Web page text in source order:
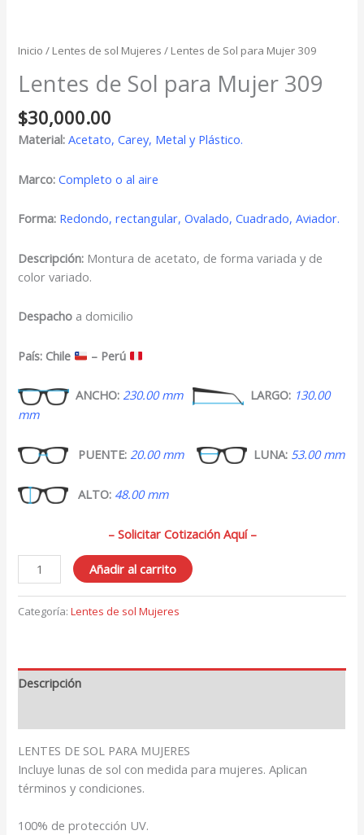
Inicio / Lentes de sol Mujeres / Lentes de Sol para Mujer 309
Lentes de Sol para Mujer 309
$30,000.00
Material: Acetato, Carey, Metal y Plástico.
Marco: Completo o al aire
Forma: Redondo, rectangular, Ovalado, Cuadrado, Aviador.
Descripción: Montura de acetato, de forma variada y de
color variado.
Despacho a domicilio
País: Chile – Perú
ANCHO: 230.00 mm LARGO: 130.00
mm
PUENTE: 20.00 mm LUNA: 53.00 mm
ALTO: 48.00 mm
– Solicitar Cotización Aquí –
Lentes
de
Sol
para
cantidad
Añadir al carrito
Categoría:Lentes de sol Mujeres
Descripción
LENTES DE SOL PARA MUJERES
Incluye lunas de sol con medida para mujeres. Aplican
términos y condiciones.
100% de protección UV.